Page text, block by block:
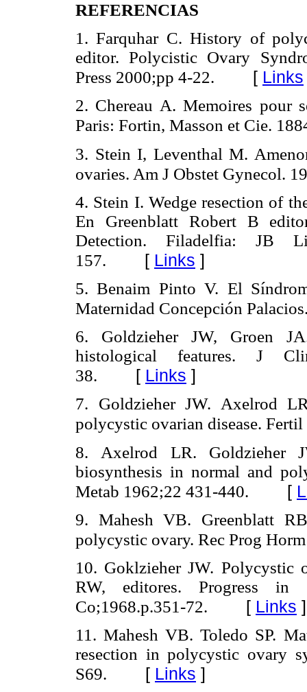
REFERENCIAS
1. Farquhar C. History of
editor. Polycistic Ovary
Press 2000;pp 4-22. [ Links
2. Chereau A. Memoires pour
Paris: Fortin, Masson et Cie.
3. Stein I, Leventhal M.
ovaries. Am J Obstet Gynecol.
4. Stein I. Wedge resection of
En Greenblatt Robert B
Detection. Filadelfia: JB
157. [ Links ]
5. Benaim Pinto V. El
Maternidad Concepción
6. Goldzieher JW, Groen
histological features. J
38. [ Links ]
7. Goldzieher JW. Axelrod
polycystic ovarian disease.
8. Axelrod LR. Goldzieher
biosynthesis in normal and
Metab 1962;22 431-440. [
9. Mahesh VB. Greenblatt
polycystic ovary. Rec Prog
10. Goklzieher JW. Polycystic
RW, editores. Progress
Co;1968.p.351-72. [ Links ]
11. Mahesh VB. Toledo SP.
resection in polycystic ovary
S69. [ Links ]